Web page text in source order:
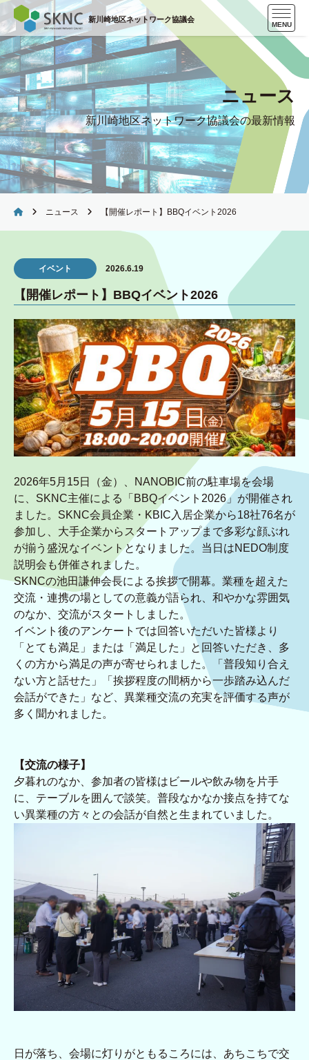
Skip
to
content
新川崎地区ネットワーク協議会
MENU
ニュース
新川崎地区ネットワーク協議会の最新情報
ニュース 【開催レポート】BBQイベント2026
イベント 2026.6.19
【開催レポート】BBQイベント2026
2026年5月15日（金）、NANOBIC前の駐車場を会場
に、SKNC主催による「BBQイベント2026」が開催され
ました。SKNC会員企業・KBIC入居企業から18社76名が
参加し、大手企業からスタートアップまで多彩な顔ぶれ
が揃う盛況なイベントとなりました。当日はNEDO制度
説明会も併催されました。
SKNCの池田謙伸会長による挨拶で開幕。業種を超えた
交流・連携の場としての意義が語られ、和やかな雰囲気
のなか、交流がスタートしました。
イベント後のアンケートでは回答いただいた皆様より
「とても満足」または「満足した」と回答いただき、多
くの方から満足の声が寄せられました。「普段知り合え
ない方と話せた」「挨拶程度の間柄から一歩踏み込んだ
会話ができた」など、異業種交流の充実を評価する声が
多く聞かれました。
【交流の様子】
夕暮れのなか、参加者の皆様はビールや飲み物を片手
に、テーブルを囲んで談笑。普段なかなか接点を持てな
い異業種の方々との会話が自然と生まれていました。
日が落ち、会場に灯りがともるころには、あちこちで交